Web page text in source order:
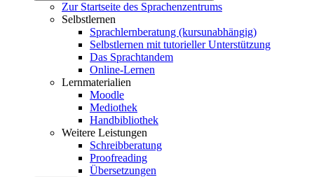
Zur Startseite des Sprachenzentrums
Selbstlernen
Sprachlernberatung (kursunabhängig)
Selbstlernen mit tutorieller Unterstützung
Das Sprachtandem
Online-Lernen
Lernmaterialien
Moodle
Mediothek
Handbibliothek
Weitere Leistungen
Schreibberatung
Proofreading
Übersetzungen